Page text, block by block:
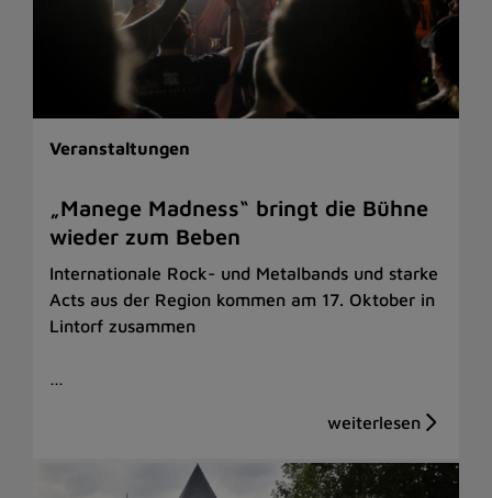
Veranstaltungen
„Manege Madness“ bringt die Bühne
wieder zum Beben
Internationale Rock- und Metalbands und starke
Acts aus der Region kommen am 17. Oktober in
Lintorf zusammen
…